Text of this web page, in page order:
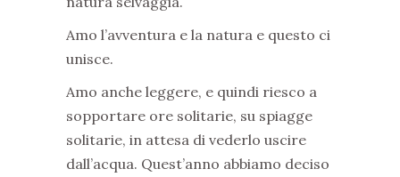
Amo l’avventura e la natura e questo ci
unisce.
Amo anche leggere, e quindi riesco a
sopportare ore solitarie, su spiagge
solitarie, in attesa di vederlo uscire
dall’acqua. Quest’anno abbiamo deciso